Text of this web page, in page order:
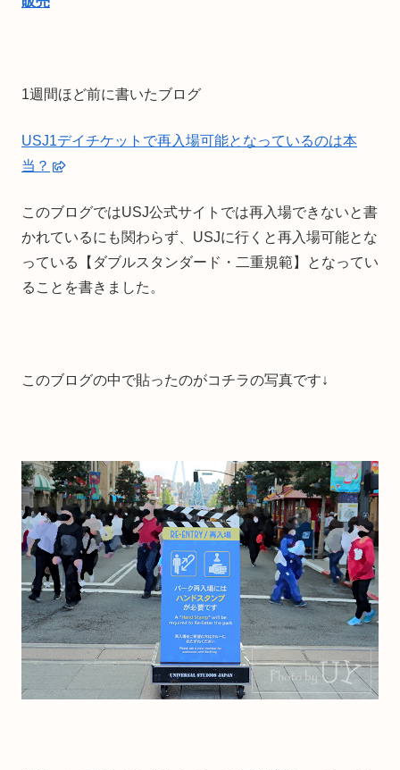
1週間ほど前に書いたブログ
USJ1デイチケットで再入場可能となっているのは本
当？
このブログではUSJ公式サイトでは再入場できないと書
かれているにも関わらず、USJに行くと再入場可能とな
っている【ダブルスタンダード・二重規範】となってい
ることを書きました。
このブログの中で貼ったのがコチラの写真です↓